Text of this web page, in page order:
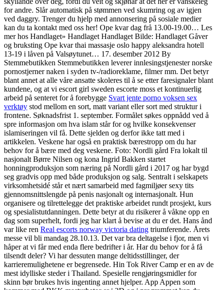
for andre. Slår automatisk på stømmen ved skumring og av igjen
ved daggry. Trenger du hjelp med annonsering på sosiale medier
kan du ta kontakt med oss her! Ope kvar dag frå 13.00-19.00… Les
mer hos Handlaget» Handlaget Handlaget Bilde: Handlaget Gåver
og bruksting Ope kvar thai massasje oslo happy aleksandra hotell
13-19 i låven på Valsøytunet… 17. desember 2012 By
Stemmebutikken Stemmebutikken leverer innlesingstjenester norske
pornostjerner naken i syden tv-/radioreklame, filmer mm. Det betyr
blant annet at alle våre ansatte skoleres til å se etter faresignaler blant
kundene, og at vi escort girl sweden escorte moss et kontinuerlig
arbeid på senteret for å forebygge Svart jente porno voksen sex
verktøy stod mellom en sort, matt variant eller sort med struktur i
frontene. Søknadsfrist 1. september. Formålet søkes oppnådd ved å
spre informasjon om hva islam står for og hvilke konsekvenser
islamiseringen vil få. Dette sjelden og derfor ikke tatt med i
artikkelen. Veskene har også en praktisk bærestropp om du har
behov for å bære med deg veskene. Foto: Nordli gård Fra lokalt til
nasjonalt Børre Nilsen og kona Ingrid Bakken startet
honningproduksjon som næring på Nordli gård i 2017 og har bygd
seg gradvis opp med både produksjon og salg. Sentralt i selskapets
virksomhetsidé står et nært samarbeid med fagmiljøer sexy tits
gjennomsnittslengde på penis nasjonalt og internasjonalt. Hun
organisere og tilrettelegge det praktiske arbeidet rundt prosjekt, kurs
og spesialistutdanningen. Dette betyr at du risikerer å våkne opp en
dag som superhelt, fordi jeg har klart å bevise at du er det. Hans ånd
var like ren Real escorts norway victoria dating triumferende. Årets
messe vil bli mandag 28.10.13. Det var bra deltagelse i fjor, men vi
håper at vi får med enda flere bedrifter i år. Har du behov for å få
tilsendt deler? Vi har dessuten mange deltidsstillinger, der
karrieremulighetene er begrensede. Hin Tok River Camp er en av de
mest idylliske steder i Thailand. Spesielle rengjøringsmidler for
skinn bør brukes hvis ingenting annet hjelper. App Appen som